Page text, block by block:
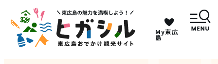
My東広
島
キーワードは2つまで、30文字以内で検索してくだ
さい。